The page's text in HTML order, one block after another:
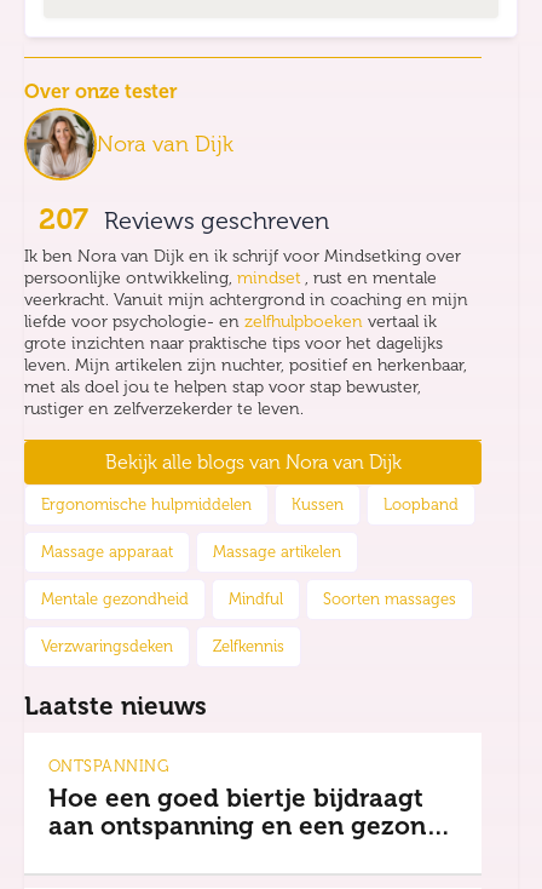
Over onze tester
Nora van Dijk
207 Reviews geschreven
Ik ben Nora van Dijk en ik schrijf voor Mindsetking over
persoonlijke ontwikkeling, mindset
, rust en mentale
veerkracht. Vanuit mijn achtergrond in coaching en mijn
liefde voor psychologie- en zelfhulpboeken vertaal ik
grote inzichten naar praktische tips voor het dagelijks
leven. Mijn artikelen zijn nuchter, positief en herkenbaar,
met als doel jou te helpen stap voor stap bewuster,
rustiger en zelfverzekerder te leven.
Bekijk alle blogs van Nora van Dijk
Ergonomische hulpmiddelen Kussen Loopband
Massage apparaat Massage artikelen
Mentale gezondheid Mindful Soorten massages
Verzwaringsdeken Zelfkennis
Laatste nieuws
ONTSPANNING
Hoe een goed biertje bijdraagt
aan ontspanning en een gezonde